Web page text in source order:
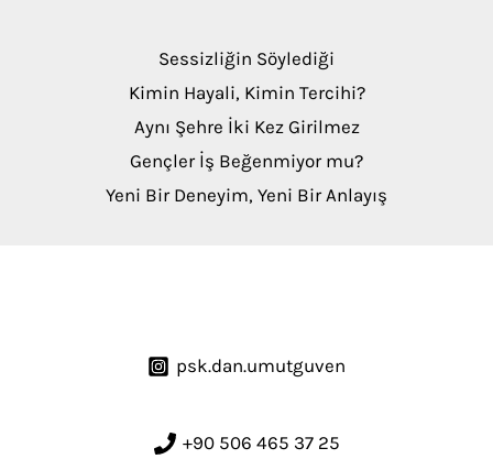
Sessizliğin Söylediği
Kimin Hayali, Kimin Tercihi?
Aynı Şehre İki Kez Girilmez
Gençler İş Beğenmiyor mu?
Yeni Bir Deneyim, Yeni Bir Anlayış
psk.dan.umutguven
+90 506 465 37 25